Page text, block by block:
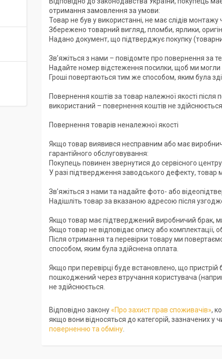
отримання замовлення за умови:
Товар не був у використанні, не має слідів монтажу
Збережено товарний вигляд, пломби, ярлики,
Надано документ, що підтверджує покупку
Зв’яжіться з нами – повідомте про повернення
Надайте номер відстеження посилки, щоб ми могли
Гроші повертаються тим же способом, яким була
Повернення коштів за товар належної якості
використаний – повернення коштів не здійснюється.
Повернення товарів неналежної якості
Якщо товар виявився несправним або має
гарантійного обслуговування:
Покупець повинен звернутися до сервісного
У разі підтвердження заводського дефекту, товар
Зв’яжіться з нами та надайте фото- або
Надішліть товар за вказаною адресою після
Якщо товар має підтверджений виробничий брак,
Якщо товар не відповідає опису або комплектації,
Після отримання та перевірки товару ми
способом, яким була здійснена оплата.
Якщо при перевірці буде встановлено, що
пошкоджений через втручання користувача
не здійснюється.
Відповідно закону«Про захист прав споживачів»,
якщо вони відносяться до категорій, зазначених у
поверненню та обміну